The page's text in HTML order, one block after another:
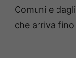
Comuni e
che arriva